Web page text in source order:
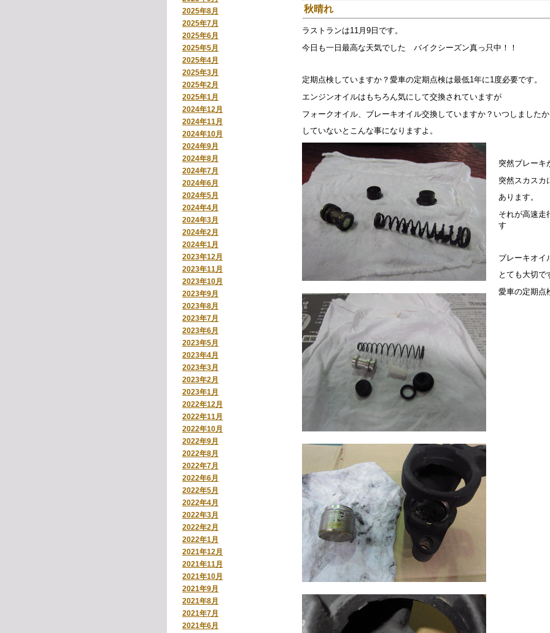
2025年8月
2025年7月
2025年6月
2025年5月
2025年4月
2025年3月
2025年2月
2025年1月
2024年12月
2024年11月
2024年10月
2024年9月
2024年8月
2024年7月
2024年6月
2024年5月
2024年4月
2024年3月
2024年2月
2024年1月
2023年12月
2023年11月
2023年10月
2023年9月
2023年8月
2023年7月
2023年6月
2023年5月
2023年4月
2023年3月
2023年2月
2023年1月
2022年12月
2022年11月
2022年10月
2022年9月
2022年8月
2022年7月
2022年6月
2022年5月
2022年4月
2022年3月
2022年2月
2022年1月
2021年12月
2021年11月
2021年10月
2021年9月
2021年8月
2021年7月
2021年6月
秋晴れ
ラストランは11月9日です。
今日も一日最高な天気でした バイクシーズン真っ只中！！
定期点検していますか？愛車の定期点検は最低1年に1度必要です。
エンジンオイルはもちろん気にして交換されていますが
フォークオイル、ブレーキオイル交換していますか？いつしましたか
していないとこんな事になりますよ。
突然ブレーキ
突然スカスカ
あります。
それが高速走
す
ブレーキオイ
とても大切で
愛車の定期点